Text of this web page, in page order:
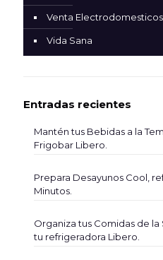
Venta Electrodomesticos
Vida Sana
Entradas recientes
Mantén tus Bebidas a la
Frigobar Libero.
Prepara Desayunos Cool,
Minutos.
Organiza tus Comidas de
tu refrigeradora Libero.